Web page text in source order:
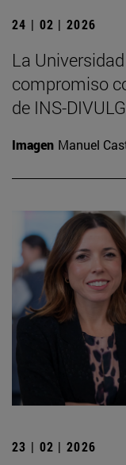
24 | 02 | 2026
La
compromiso
de INS-
Imagen Manuel
23 | 02 | 2026